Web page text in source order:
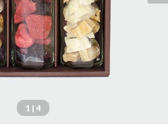
1 | 4